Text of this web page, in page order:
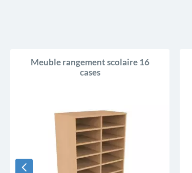
Meuble rangement scolaire 16
cases